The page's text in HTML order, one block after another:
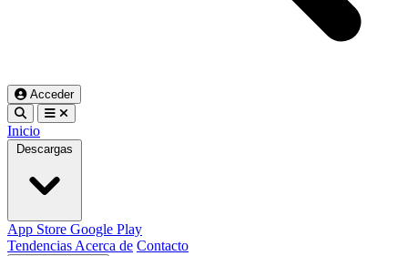
Acceder
Inicio
Descargas
App Store Google Play
Tendencias Acerca de Contacto